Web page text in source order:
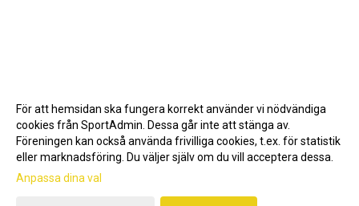
Gå till Webbversion
För att hemsidan ska fungera korrekt använder vi nödvändiga
cookies från SportAdmin. Dessa går inte att stänga av.
Föreningen kan också använda frivilliga cookies, t.ex. för statistik
eller marknadsföring. Du väljer själv om du vill acceptera dessa.
Anpassa dina val